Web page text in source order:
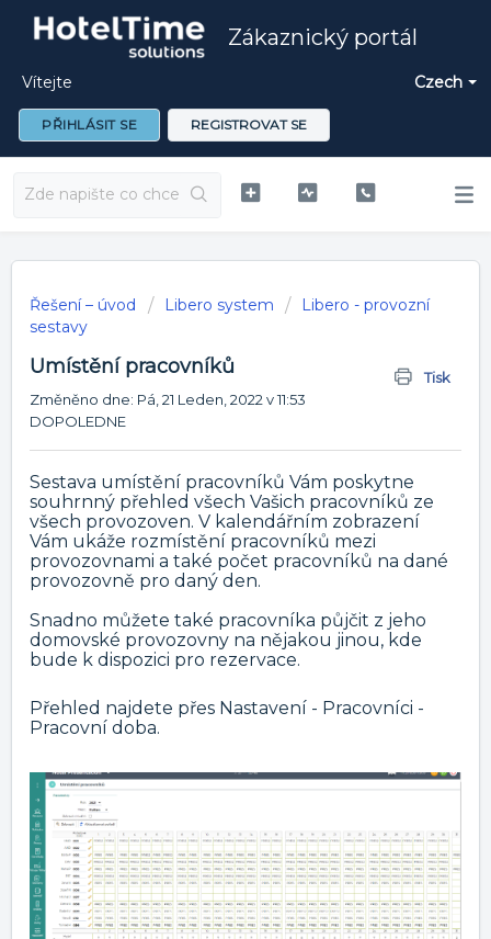
Zákaznický portál
Czech
Vítejte
PŘIHLÁSIT SE REGISTROVAT SE
Řešení – úvod Libero system
Libero - provozní
sestavy
Umístění pracovníků
Tisk
Změněno dne: Pá, 21 Leden, 2022 v 11:53
DOPOLEDNE
Sestava umístění pracovníků Vám poskytne
souhrnný přehled všech Vašich pracovníků ze
všech provozoven. V kalendářním zobrazení
Vám ukáže rozmístění pracovníků mezi
provozovnami a také počet pracovníků na dané
provozovně pro daný den.
Snadno můžete také pracovníka půjčit z jeho
domovské provozovny na nějakou jinou, kde
bude k dispozici pro rezervace.
Přehled najdete přes Nastavení - Pracovníci -
Pracovní doba.